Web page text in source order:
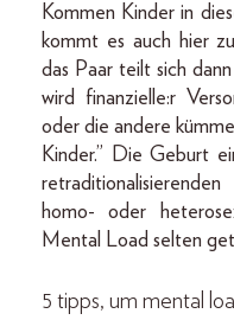
Kommen Kinder in
kommt es auch hier
das Paar teilt sich
wird finanzielle:r
oder die andere
Kinder.” Die Geburt
homo- oder
Mental Load selten
5 tipps, um mental